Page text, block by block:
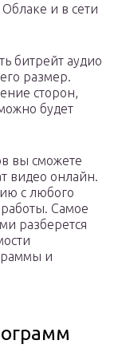
Облаке и в сети
битрейт аудио
размер.
сторон,
будет
вы сможете
видео онлайн.
с любого
Самое
разберется
и